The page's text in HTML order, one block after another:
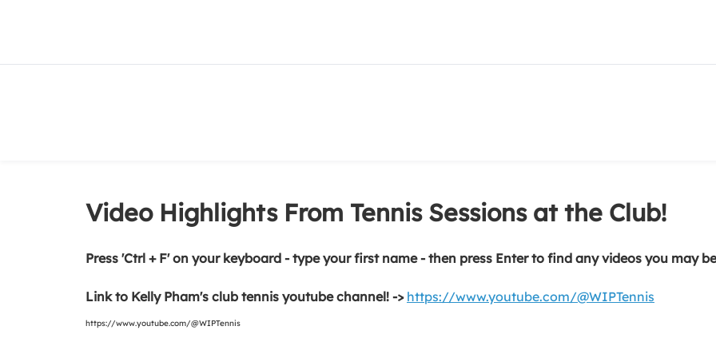
Video Highlights From Tennis Sessions at the Club!
Press 'Ctrl + F' on your keyboard - type your first name - then press Enter to find any videos you may
Link to Kelly Pham's club tennis youtube channel! -> https://www.youtube.com/@WIPTennis
https://www.youtube.com/@WIPTennis